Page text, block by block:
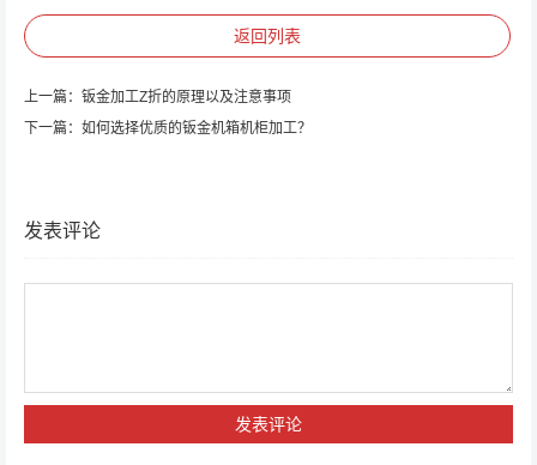
返回列表
上一篇： 钣金加工Z折的原理以及注意事项
下一篇： 如何选择优质的钣金机箱机柜加工？
发表评论